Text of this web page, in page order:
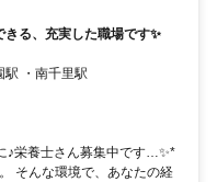
きる、充実した職場です✨
駅 ・南千里駅
♪栄養士さん募集中です…✨*
そんな環境で、あなたの経